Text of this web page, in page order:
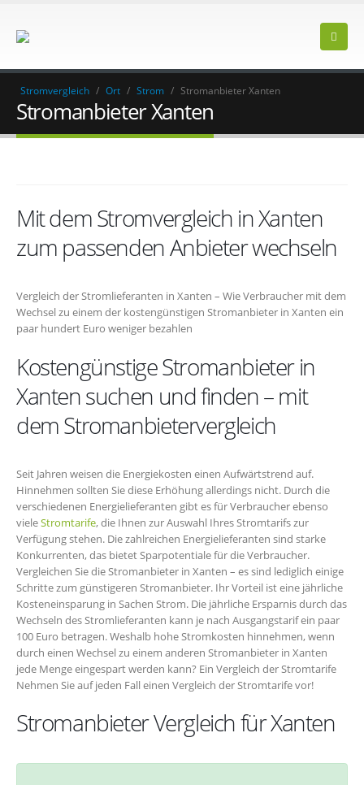
Stromvergleich / Ort / Strom / Stromanbieter Xanten
Stromanbieter Xanten
Mit dem Stromvergleich in Xanten
zum passenden Anbieter wechseln
Vergleich der Stromlieferanten in Xanten – Wie Verbraucher mit dem
Wechsel zu einem der kostengünstigen Stromanbieter in Xanten ein
paar hundert Euro weniger bezahlen
Kostengünstige Stromanbieter in
Xanten suchen und finden – mit
dem Stromanbietervergleich
Seit Jahren weisen die Energiekosten einen Aufwärtstrend auf.
Hinnehmen sollten Sie diese Erhöhung allerdings nicht. Durch die
verschiedenen Energielieferanten gibt es für Verbraucher ebenso
vieleStromtarife, die Ihnen zur Auswahl Ihres Stromtarifs zur
Verfügung stehen. Die zahlreichen Energielieferanten sind starke
Konkurrenten, das bietet Sparpotentiale für die Verbraucher.
Vergleichen Sie die Stromanbieter in Xanten – es sind lediglich einige
Schritte zum günstigeren Stromanbieter. Ihr Vorteil ist eine jährliche
Kosteneinsparung in Sachen Strom. Die jährliche Ersparnis durch das
Wechseln des Stromlieferanten kann je nach Ausgangstarif ein paar
100 Euro betragen. Weshalb hohe Stromkosten hinnehmen, wenn
durch einen Wechsel zu einem anderen Stromanbieter in Xanten
jede Menge eingespart werden kann? Ein Vergleich der Stromtarife
Nehmen Sie auf jeden Fall einen Vergleich der Stromtarife vor!
Stromanbieter Vergleich für Xanten